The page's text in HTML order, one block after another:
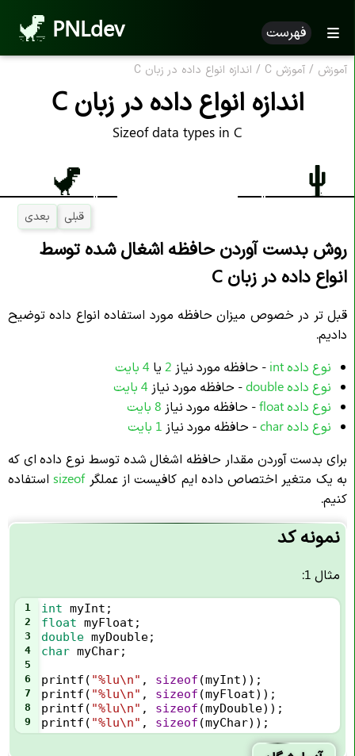
PNLdev فهرست
آموزش / آموزش C / اندازه انواع داده در زبان C
اندازه انواع داده در زبان C
Sizeof data types in C
قبلی بعدی
روش بدست آوردن حافظه اشغال شده توسط
انواع داده در زبان C
قبل تر در خصوص میزان حافظه مورد استفاده انواع داده توضیح
دادیم.
نوع داده int
- حافظه مورد نیاز 2 یا
نوع داده double
- حافظه مورد نیاز 4 بایت
نوع داده float
- حافظه مورد نیاز 8 بایت
نوع داده char
- حافظه مورد نیاز 1 بایت
برای بدست آوردن مقدار حافظه اشغال شده توسط نوع داده ای که
به یک متغیر اختصاص داده ایم کافیست از عملگرsizeof استفاده
کنیم.
نمونه کد
مثال 1:
1 int myInt ;
2 float myFloat ;
3 double myDouble;
4 char myChar;
5
6
printf ( "%lu\n" , sizeof (myInt));
7 printf ( "%lu\n" , sizeof (myFloat));
8 printf ( "%lu\n" , sizeof (myDouble));
9 printf ( "%lu\n" , sizeof (myChar));